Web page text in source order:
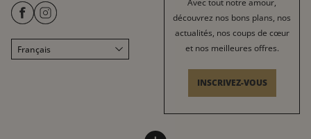
Français
English
Avec tout notre amour,
découvrez nos bons plans, nos
actualités, nos coups de cœur
et nos meilleures offres.
INSCRIVEZ-VOUS